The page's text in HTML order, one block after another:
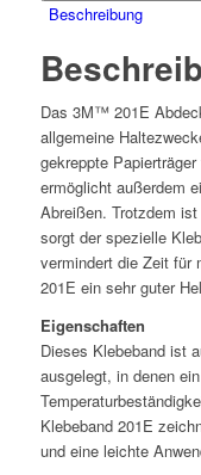
Beschreibung
Das 3M™ 201E
allgemeine
gekreppte
ermöglicht außerdem
Abreißen. Trotzdem
sorgt der spezielle
vermindert die Zeit
201E ein sehr guter
Eigenschaften
Dieses Klebeband ist
ausgelegt, in denen
Klebeband 201E
und eine leichte